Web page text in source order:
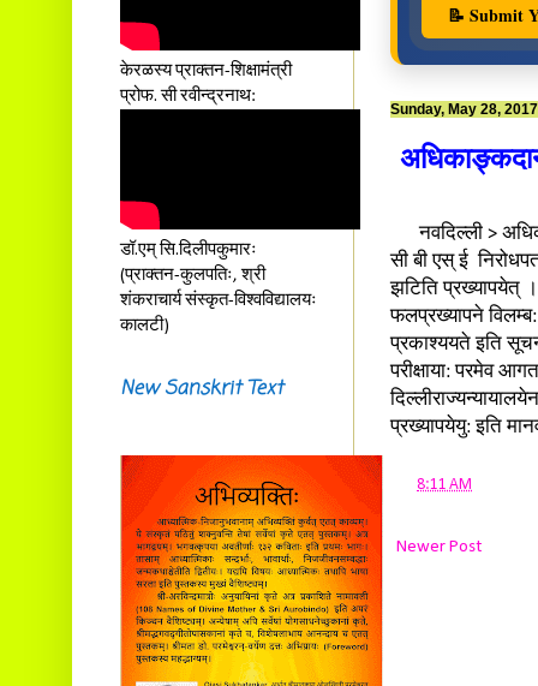
📝 Submit
Sunday, May 28, 2017
नवदिल्ली >
सी बी एस् ई
झटिति प्रख्यापयेत्
फलप्रख्यापने विलम्ब:
प्रकाश्ययते इति
परीक्षाया: परमेव
प्रख्यापयेयु: इति
8:11 AM
Newer Post
नैरुच्यं तनुशोषणं मलमयी
शय्या च सांवत्सरी ।
एकस्यापि न गर्भ-भार-भरण-
क्लेशस्य यस्याः क्षमो
केरळस्य प्राक्तन-शिक्षामंत्री
प्रोफ. सी रवीन्द्रनाथ:
डॉ.एम् सि.दिलीपकुमारः
(प्राक्तन-कुलपतिः, श्री
शंकराचार्य संस्कृत-विश्वविद्यालयः
कालटी)
New Sanskrit Text